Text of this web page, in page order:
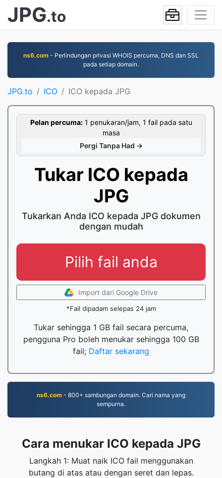
JPG.to
ns6.com - Perlindungan privasi WHOIS percuma, DNS dan SSL
pada setiap domain.
JPG.to ICO ICO kepada JPG
Pelan percuma:1 penukaran/jam, 1 fail pada satu
masa
Pergi Tanpa Had →
Tukar ICO kepada
JPG
Tukarkan Anda ICO kepada JPG dokumen
dengan mudah
Pilih fail anda
Import dari Google Drive
*Fail dipadam selepas 24 jam
Tukar sehingga 1 GB fail secara percuma,
pengguna Pro boleh menukar sehingga 100 GB
fail; Daftar sekarang
ns6.com - 800+ sambungan domain. Cari nama yang
sempurna.
Cara menukar ICO kepada JPG
Langkah 1: Muat naik ICO fail menggunakan
butang di atas atau dengan seret dan lepas.